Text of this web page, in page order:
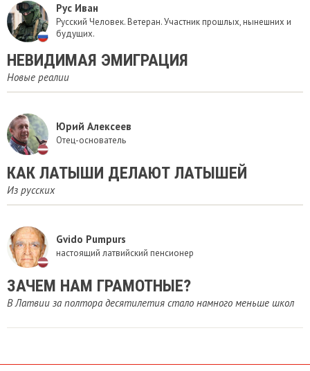
Рус Иван
Русский Человек. Ветеран. Участник прошлых, нынешних и
будущих.
НЕВИДИМАЯ ЭМИГРАЦИЯ
Новые реалии
Юрий Алексеев
Отец-основатель
​КАК ЛАТЫШИ ДЕЛАЮТ ЛАТЫШЕЙ
Из русских
Gvido Pumpurs
настоящий латвийский пенсионер
ЗАЧЕМ НАМ ГРАМОТНЫЕ?
В Латвии за полтора десятилетия стало намного меньше школ